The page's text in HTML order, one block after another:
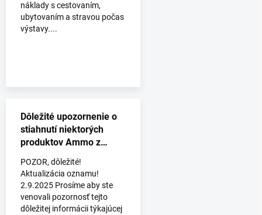
náklady s cestovaním,
ubytovaním a stravou počas
výstavy....
Dôležité upozornenie o
stiahnutí niektorých
produktov Ammo z
POZOR, dôležité!
Aktualizácia oznamu!
2.9.2025 Prosíme aby ste
venovali pozornosť tejto
dôležitej informácii týkajúcej